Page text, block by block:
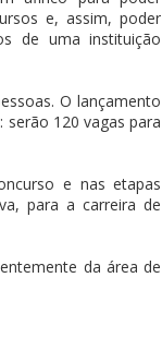
e, assim, poder
de uma instituição
O lançamento
serão 120 vagas para
e nas etapas
para a carreira de
da área de